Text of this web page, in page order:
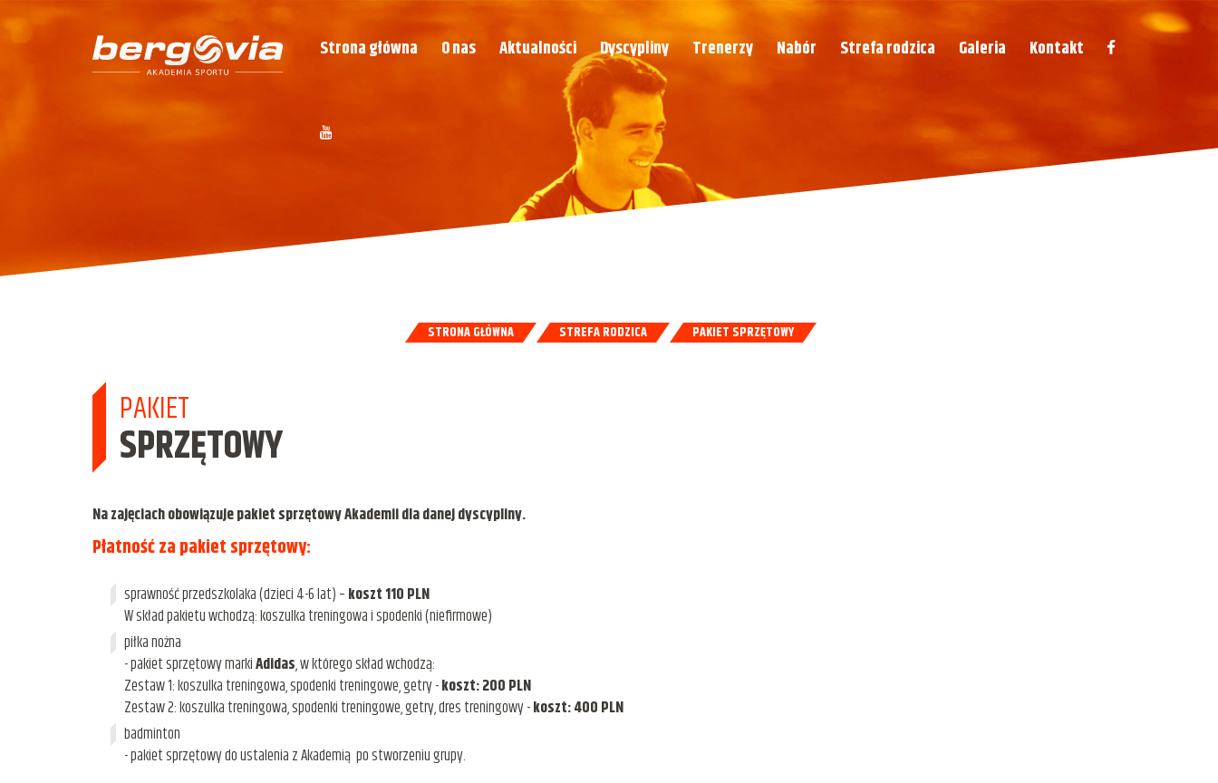
Strona główna O nas Aktualności Dyscypliny Trenerzy Nabór Strefa rodzica Galeria Kontakt
STRONA GŁÓWNA STREFA RODZICA PAKIET SPRZĘTOWY
PAKIET
SPRZĘTOWY
Na zajęciach obowiązuje pakiet sprzętowy Akademii dla danej dyscypliny.
Płatność za pakiet sprzętowy:
sprawność przedszkolaka (dzieci 4-6 lat) –koszt 110 PLN
W skład pakietu wchodzą: koszulka treningowa i spodenki (niefirmowe)
piłka nożna
- pakiet sprzętowy markiAdidas, w którego skład wchodzą:
Zestaw 1: koszulka treningowa, spodenki treningowe, getry -koszt: 200 PLN
Zestaw 2: koszulka treningowa, spodenki treningowe, getry, dres treningowy -koszt: 400 PLN
badminton
- pakiet sprzętowy do ustalenia z Akademią po stworzeniu grupy.